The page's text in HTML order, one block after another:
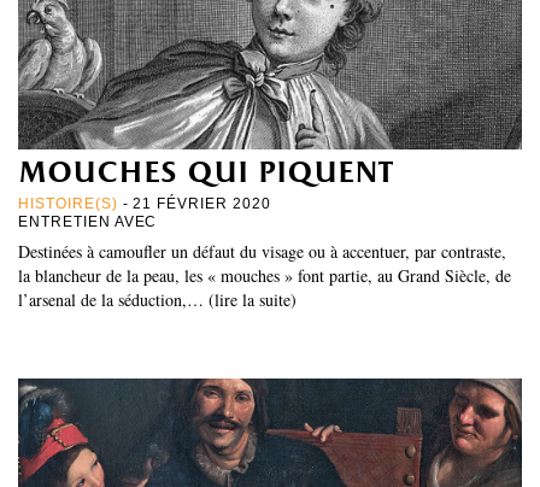
mouches qui piquent
HISTOIRE(S) - 21 FÉVRIER 2020
ENTRETIEN AVEC
Destinées à camoufler un défaut du visage ou à accentuer, par contraste,
la blancheur de la peau, les « mouches » font partie, au Grand Siècle, de
l’arsenal de la séduction,… (lire la suite)